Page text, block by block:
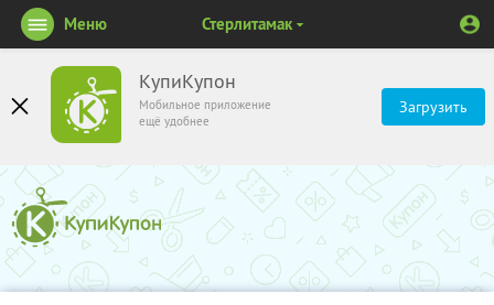
КупиКупон
Мобильное приложение
ещё удобнее
Загрузить
Меню Стерлитамак